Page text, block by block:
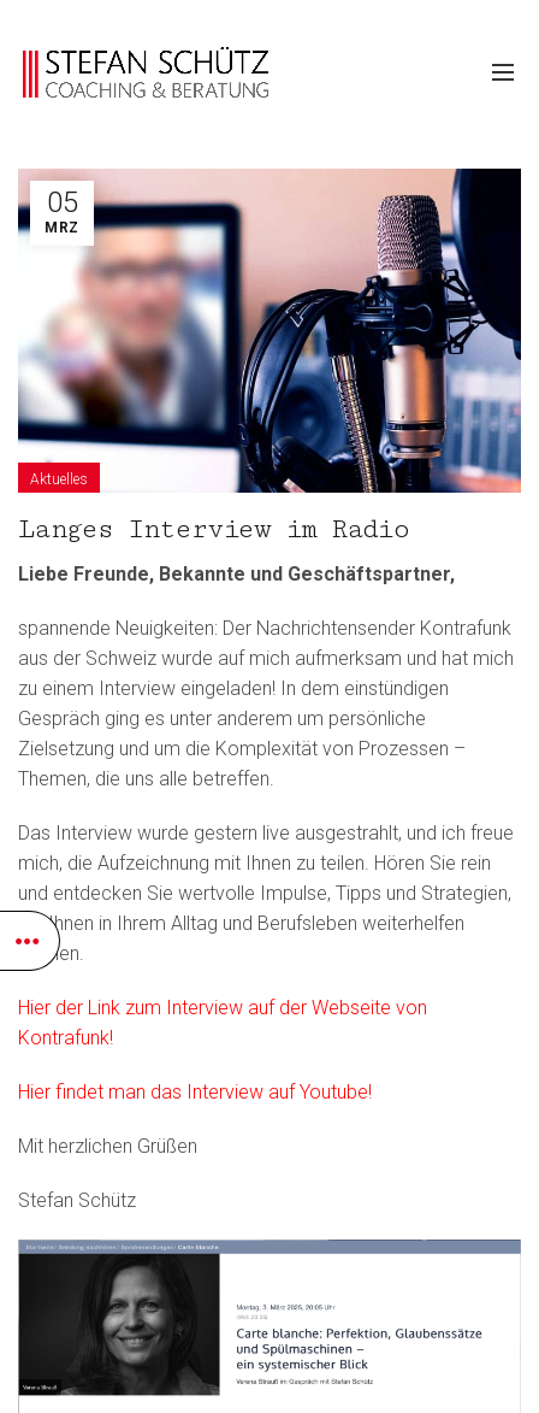
05
MRZ
Aktuelles
Langes Interview im Radio
Liebe Freunde, Bekannte und Geschäftspartner,
spannende Neuigkeiten: Der Nachrichtensender Kontrafunk
aus der Schweiz wurde auf mich aufmerksam und hat mich
zu einem Interview eingeladen! In dem einstündigen
Gespräch ging es unter anderem um persönliche
Zielsetzung und um die Komplexität von Prozessen –
Themen, die uns alle betreffen.
Das Interview wurde gestern live ausgestrahlt, und ich freue
mich, die Aufzeichnung mit Ihnen zu teilen. Hören Sie rein
und entdecken Sie wertvolle Impulse, Tipps und Strategien,
die Ihnen in Ihrem Alltag und Berufsleben weiterhelfen
können.
Hier der Link zum Interview auf der Webseite von
Kontrafunk!
Hier findet man das Interview auf Youtube!
Mit herzlichen Grüßen
Stefan Schütz